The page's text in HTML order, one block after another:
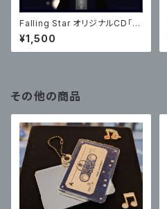
Falling Star オリジナルCD「ロ
クパーセント」
¥1,500
その他の商品